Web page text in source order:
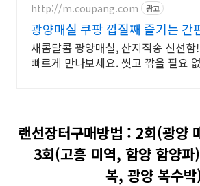
http://m.coupang.com 광고
광양매실 쿠팡 껍질째 즐기는 간
새콤달콤 광양매실, 산지직송 신선
빠르게 만나보세요. 씻고 깎을 필요
랜선장터구매방법 : 2회(광양
3회(고흥 미역, 함양 함양
복, 광양 복수